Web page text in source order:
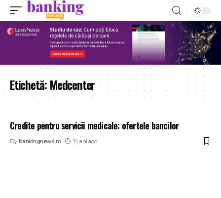
Etichetă:Medcenter
Credite pentru servicii medicale: ofertele bancilor
By bankingnews.ro 14 ani ago